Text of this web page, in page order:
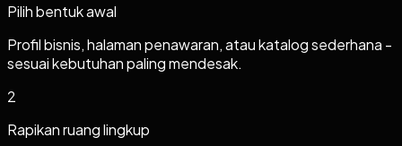
Pilih bentuk awal
Profil bisnis, halaman penawaran, atau katalog sederhana -
sesuai kebutuhan paling mendesak.
2
Rapikan ruang lingkup